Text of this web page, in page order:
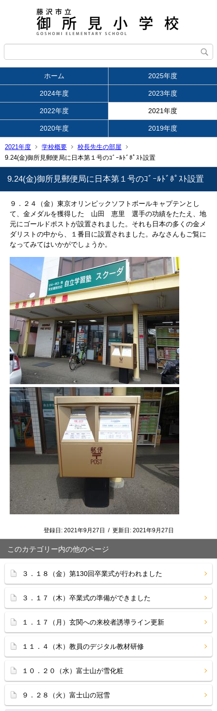
ホーム 2025年度
2024年度 2023年度
2022年度 2021年度
2020年度 2019年度
2021年度 学校概要
校長先生の部屋
9.24(金)御所見郵便局に日本第１号のｺﾞｰﾙﾄﾞﾎﾟｽﾄ設置
9.24(金)御所見郵便局に日本第１号のｺﾞｰﾙﾄﾞﾎﾟｽﾄ設置
９．２４（金）東京オリンピックソフトボールキャプテンとし
て、金メダルを獲得した 山田 恵里 選手の功績をたたえ、地
元にゴールドポストが設置されました。それも日本の多くの金メ
ダリストの中から、１番目に設置されました。みなさんもご覧に
なってみてはいかがでしょうか。
登録日: 2021年9月27日 / 更新日: 2021年9月27日
このカテゴリー内の他のページ
３．１８（金）第130回卒業式が行われました
３．１７（木）卒業式の準備ができました
１．１７（月）玄関への来校者誘導ライン更新
１１．４（木）教員のデジタル教材研修
１０．２０（水）富士山が雪化粧
９．２８（火）富士山の冠雪